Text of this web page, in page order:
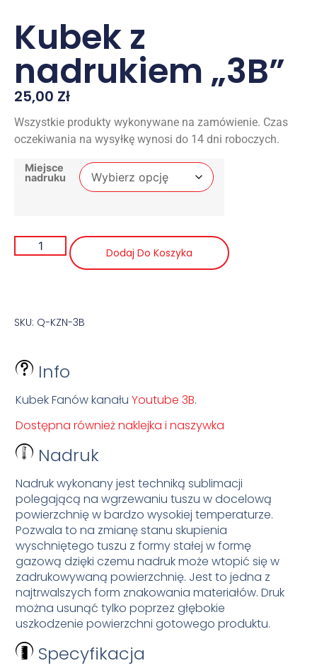
Kubek z
nadrukiem „3B”
25,00 Zł
Wszystkie produkty wykonywane na zamówienie. Czas
oczekiwania na wysyłkę wynosi do 14 dni roboczych.
Miejsce
nadruku
Dodaj Do Koszyka
SKU: Q-KZN-3B
Info
Kubek Fanów kanałuYoutube 3B.
Dostępna również naklejka i naszywka
Nadruk
Nadruk wykonany jest techniką sublimacji
polegającą na wgrzewaniu tuszu w docelową
powierzchnię w bardzo wysokiej temperaturze.
Pozwala to na zmianę stanu skupienia
wyschniętego tuszu z formy stałej w formę
gazową dzięki czemu nadruk może wtopić się w
zadrukowywaną powierzchnię. Jest to jedna z
najtrwalszych form znakowania materiałów. Druk
można usunąć tylko poprzez głębokie
uszkodzenie powierzchni gotowego produktu.
Specyfikacja